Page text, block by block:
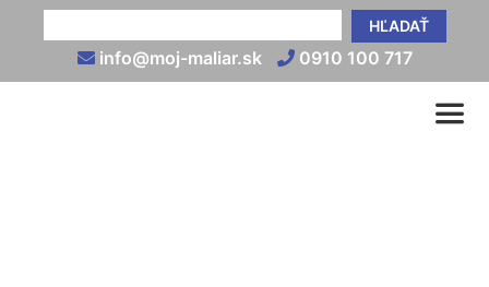
HĽADAŤ
info@moj-maliar.sk 0910 100 717